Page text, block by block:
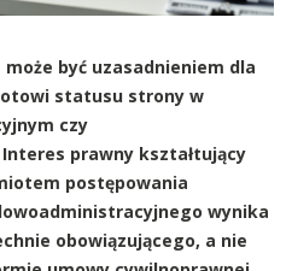
być uzasadnieniem dla
statusu strony w
czy
prawny kształtujący
postępowania
wynika
obowiązującego, a nie